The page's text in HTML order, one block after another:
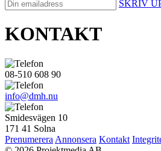
SKRIV
KONTAKT
08-510 608 90
info@dmh.nu
Smidesvägen 10
171 41 Solna
Prenumerera Annonsera Kontakt